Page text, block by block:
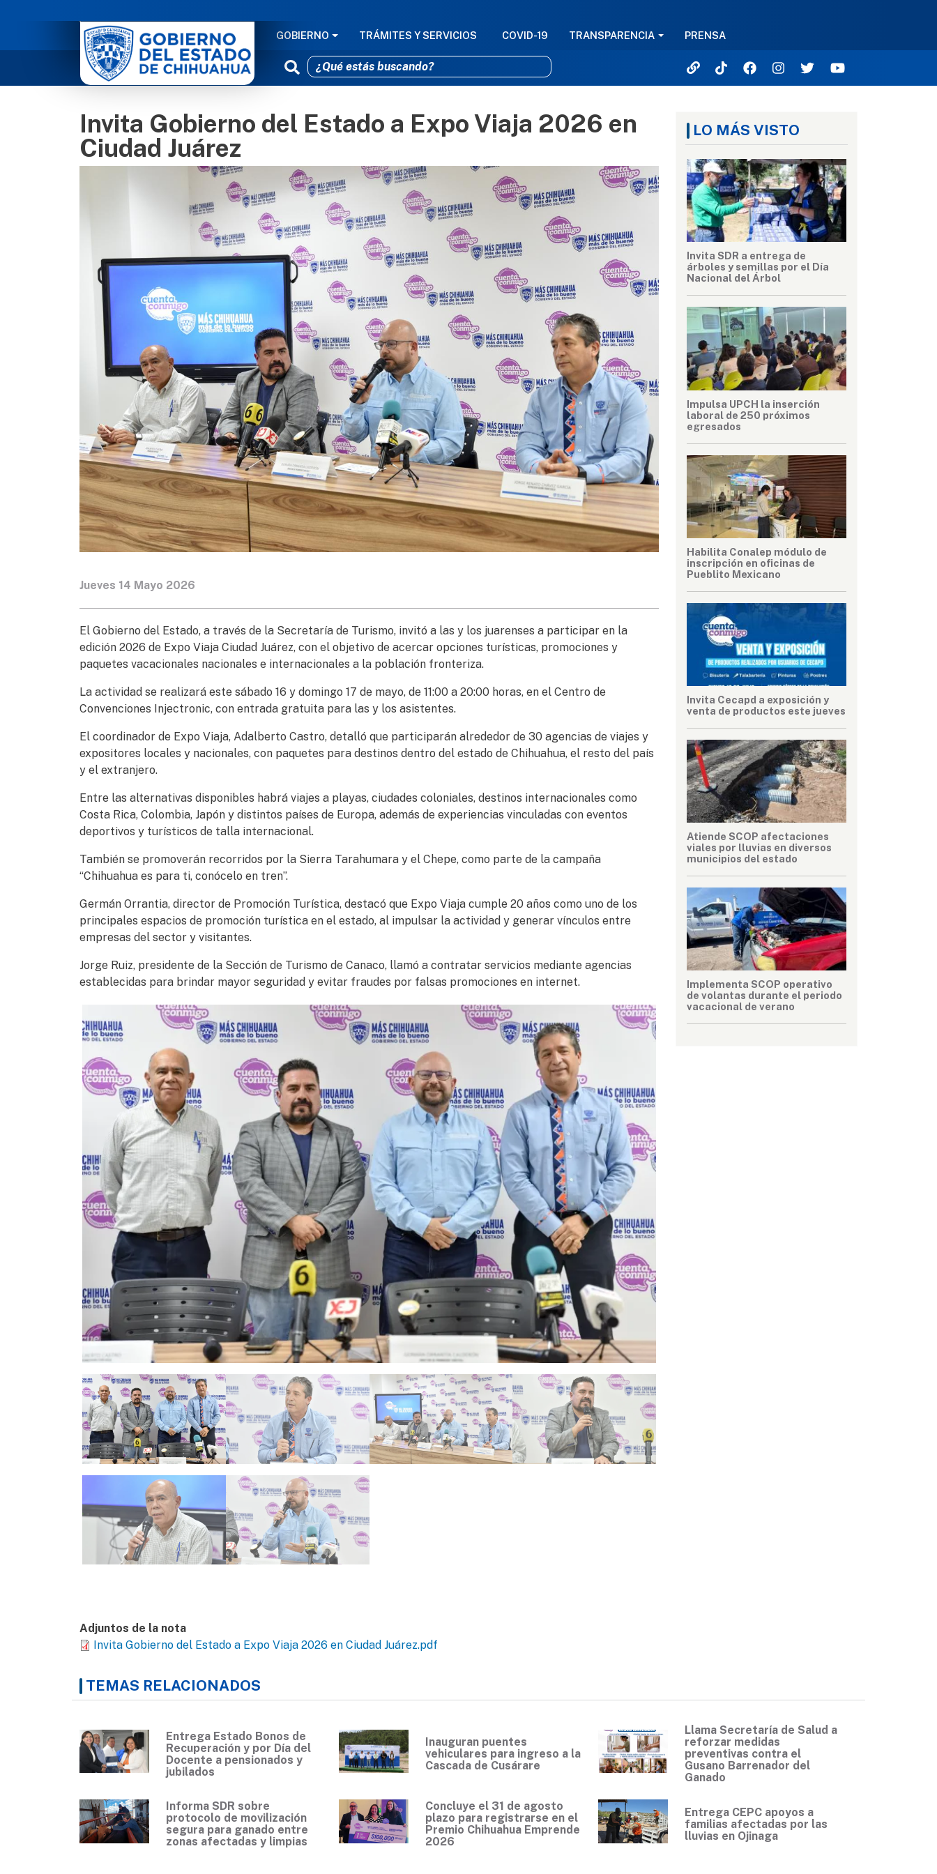
Pasar al contenido principal
NAVEGACIÓN PRINCIPAL
GOBIERNO TRÁMITES Y SERVICIOS COVID-19 TRANSPARENCIA PRENSA
Invita Gobierno del Estado a Expo Viaja 2026 en
Ciudad Juárez
Jueves 14 Mayo 2026
El Gobierno del Estado, a través de la Secretaría de Turismo, invitó a las y los juarenses a participar en la
edición 2026 de Expo Viaja Ciudad Juárez, con el objetivo de acercar opciones turísticas, promociones y
paquetes vacacionales nacionales e internacionales a la población fronteriza.
La actividad se realizará este sábado 16 y domingo 17 de mayo, de 11:00 a 20:00 horas, en el Centro de
Convenciones Injectronic, con entrada gratuita para las y los asistentes.
El coordinador de Expo Viaja, Adalberto Castro, detalló que participarán alrededor de 30 agencias de viajes y
expositores locales y nacionales, con paquetes para destinos dentro del estado de Chihuahua, el resto del país
y el extranjero.
Entre las alternativas disponibles habrá viajes a playas, ciudades coloniales, destinos internacionales como
Costa Rica, Colombia, Japón y distintos países de Europa, además de experiencias vinculadas con eventos
deportivos y turísticos de talla internacional.
También se promoverán recorridos por la Sierra Tarahumara y el Chepe, como parte de la campaña
“Chihuahua es para ti, conócelo en tren”.
Germán Orrantia, director de Promoción Turística, destacó que Expo Viaja cumple 20 años como uno de los
principales espacios de promoción turística en el estado, al impulsar la actividad y generar vínculos entre
empresas del sector y visitantes.
Jorge Ruiz, presidente de la Sección de Turismo de Canaco, llamó a contratar servicios mediante agencias
establecidas para brindar mayor seguridad y evitar fraudes por falsas promociones en internet.
Adjuntos de la nota
Invita Gobierno del Estado a Expo Viaja 2026 en Ciudad Juárez.pdf
LO MÁS VISTO
Invita SDR a entrega de
árboles y semillas por el Día
Nacional del Árbol
Impulsa UPCH la inserción
laboral de 250 próximos
egresados
Habilita Conalep módulo de
inscripción en oficinas de
Pueblito Mexicano
Invita Cecapd a exposición y
venta de productos este jueves
Atiende SCOP afectaciones
viales por lluvias en diversos
municipios del estado
Implementa SCOP operativo
de volantas durante el periodo
vacacional de verano
TEMAS RELACIONADOS
Entrega Estado Bonos de
Recuperación y por Día del
Docente a pensionados y
jubilados
Inauguran puentes
vehiculares para ingreso a la
Cascada de Cusárare
Llama Secretaría de Salud a
reforzar medidas
preventivas contra el
Gusano Barrenador del
Ganado
Informa SDR sobre
protocolo de movilización
segura para ganado entre
zonas afectadas y limpias
Concluye el 31 de agosto
plazo para registrarse en el
Premio Chihuahua Emprende
2026
Entrega CEPC apoyos a
familias afectadas por las
lluvias en Ojinaga